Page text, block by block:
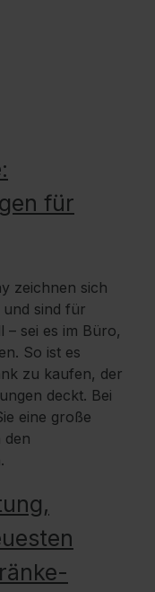
für
zeichnen sich
sind für
– sei es im Büro,
So ist es
zu kaufen, der
deckt. Bei
eine große
den